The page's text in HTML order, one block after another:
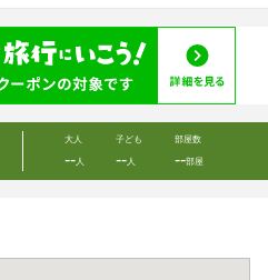
大人
--人
子ども
--人
部屋数
--部屋